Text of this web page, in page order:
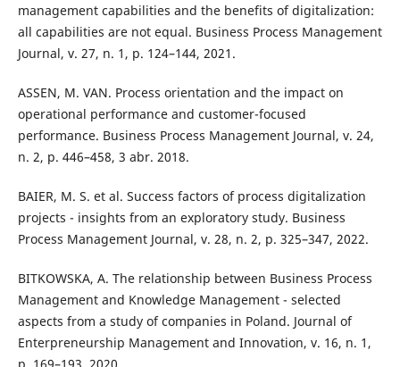
management capabilities and the benefits of digitalization:
all capabilities are not equal. Business Process Management
Journal, v. 27, n. 1, p. 124–144, 2021.
ASSEN, M. VAN. Process orientation and the impact on
operational performance and customer-focused
performance. Business Process Management Journal, v. 24,
n. 2, p. 446–458, 3 abr. 2018.
BAIER, M. S. et al. Success factors of process digitalization
projects - insights from an exploratory study. Business
Process Management Journal, v. 28, n. 2, p. 325–347, 2022.
BITKOWSKA, A. The relationship between Business Process
Management and Knowledge Management - selected
aspects from a study of companies in Poland. Journal of
Enterpreneurship Management and Innovation, v. 16, n. 1,